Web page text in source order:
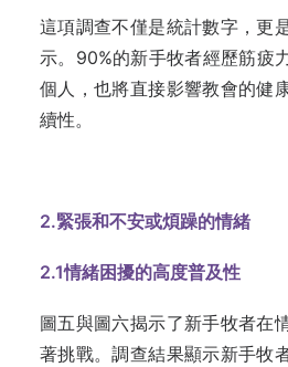
這項調查不僅是統計數字，更
示。90%的新手牧者經歷筋疲
個人，也將直接影響教會的健
續性。
2.緊張和不安或煩躁的情緒
2.1情緒困擾的高度普及性
圖五與圖六揭示了新手牧者在
著挑戰。調查結果顯示新手牧